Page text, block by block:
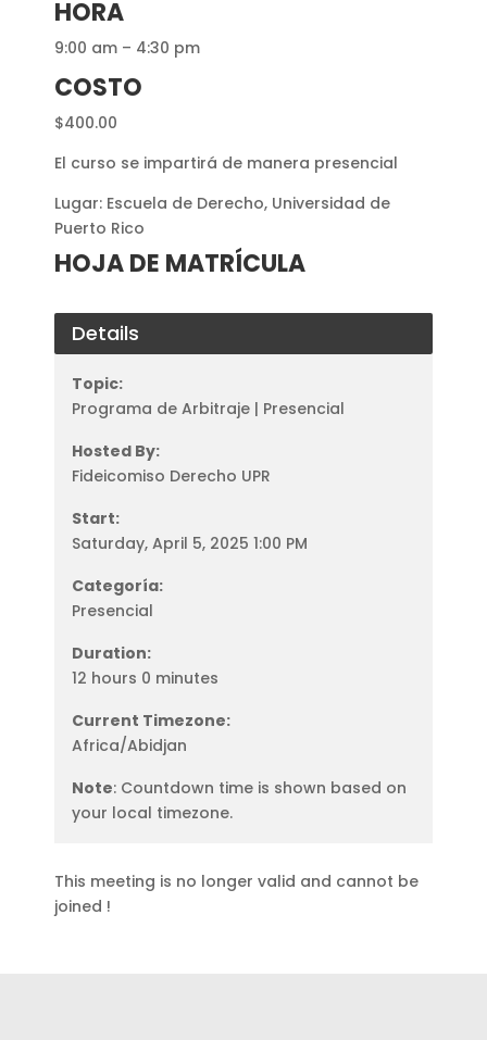
HORA
9:00 am – 4:30 pm
COSTO
$400.00
El curso se impartirá de manera presencial
Lugar: Escuela de Derecho, Universidad de
Puerto Rico
HOJA DE MATRÍCULA
Details
Topic:
Programa de Arbitraje | Presencial
Hosted By:
Fideicomiso Derecho UPR
Start:
Saturday, April 5, 2025 1:00 PM
Categoría:
Presencial
Duration:
12 hours 0 minutes
Current Timezone:
Africa/Abidjan
Note: Countdown time is shown based on
your local timezone.
This meeting is no longer valid and cannot be
joined !